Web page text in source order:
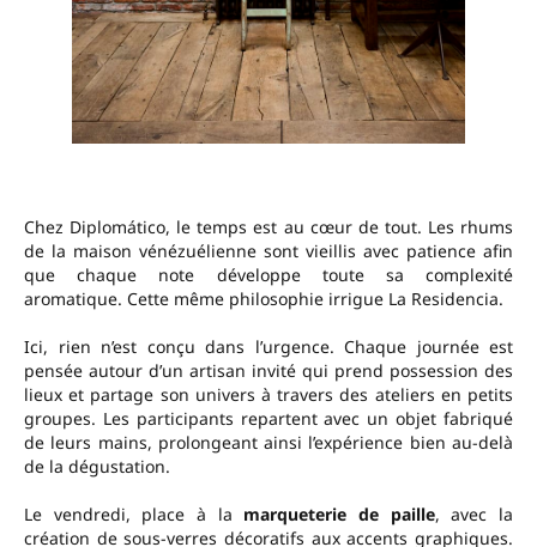
Chez Diplomático, le temps est au cœur de tout. Les rhums
de la maison vénézuélienne sont vieillis avec patience afin
que chaque note développe toute sa complexité
aromatique. Cette même philosophie irrigue La Residencia.
Ici, rien n’est conçu dans l’urgence. Chaque journée est
pensée autour d’un artisan invité qui prend possession des
lieux et partage son univers à travers des ateliers en petits
groupes. Les participants repartent avec un objet fabriqué
de leurs mains, prolongeant ainsi l’expérience bien au-delà
de la dégustation.
Le vendredi, place à la marqueterie de paille, avec la
création de sous-verres décoratifs aux accents graphiques.